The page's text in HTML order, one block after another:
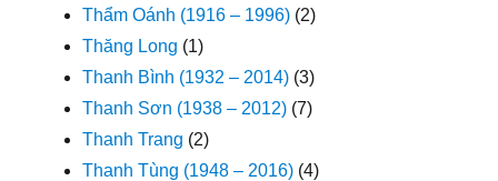
Thẩm Oánh (1916 – 1996) (2)
Thăng Long (1)
Thanh Bình (1932 – 2014) (3)
Thanh Sơn (1938 – 2012) (7)
Thanh Trang (2)
Thanh Tùng (1948 – 2016) (4)